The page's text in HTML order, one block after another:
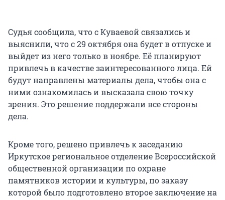
Судья сообщила, что с Куваевой связались и
выяснили, что с 29 октября она будет в отпуске и
выйдет из него только в ноябре. Её планируют
привлечь в качестве заинтересованного лица. Ей
будут направлены материалы дела, чтобы она с
ними ознакомилась и высказала свою точку
зрения. Это решение поддержали все стороны
дела.
Кроме того, решено привлечь к заседанию
Иркутское региональное отделение Всероссийской
общественной организации по охране
памятников истории и культуры, по заказу
которой было подготовлено второе заключение на